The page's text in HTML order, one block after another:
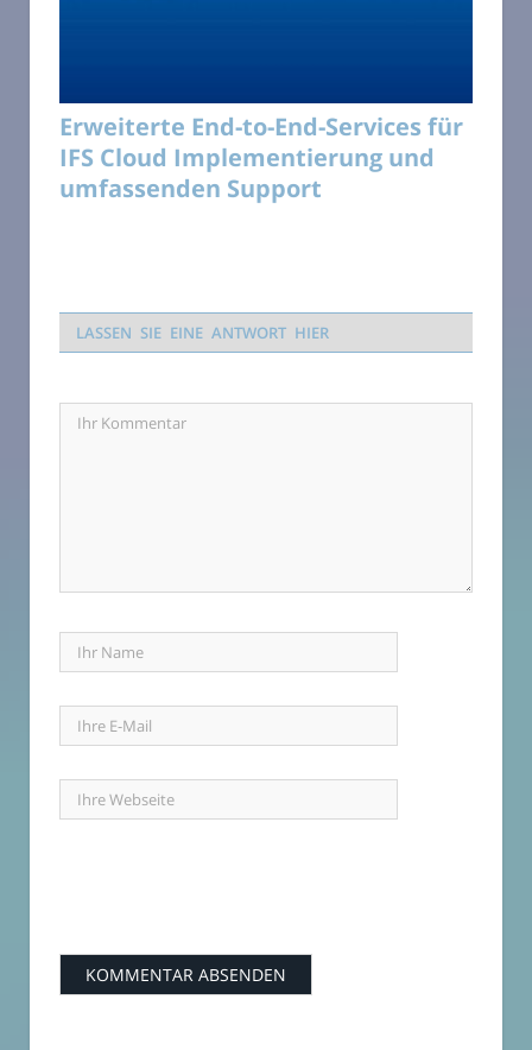
Erweiterte End-to-End-Services für
IFS Cloud Implementierung und
umfassenden Support
LASSEN SIE EINE ANTWORT HIER